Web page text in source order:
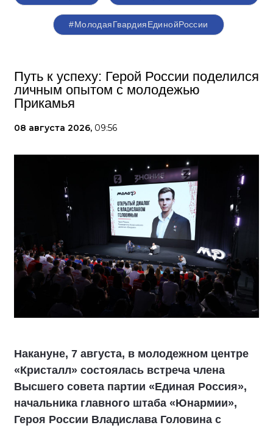
#МолодаяГвардияЕдинойРоссии
Путь к успеху: Герой России поделился
личным опытом с молодежью
Прикамья
08 августа 2026, 09:56
Накануне, 7 августа, в молодежном центре
«Кристалл» состоялась встреча члена
Высшего совета партии «Единая Россия»,
начальника главного штаба «Юнармии»,
Героя России Владислава Головина с